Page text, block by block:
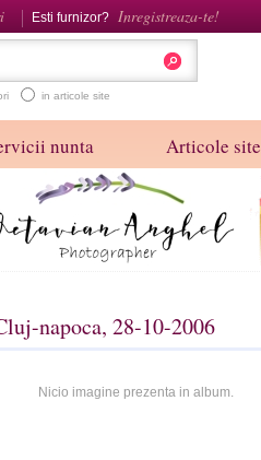
Esti furnizor? Inregistreaza-te!
in articole site
nunta Articole site
napoca, 28-10-2006
Nicio imagine prezenta in album.